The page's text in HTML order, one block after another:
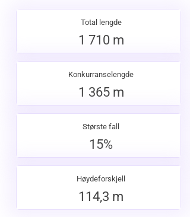
Total lengde
1 710 m
Konkurranselengde
1 365 m
Største fall
15%
Høydeforskjell
114,3 m